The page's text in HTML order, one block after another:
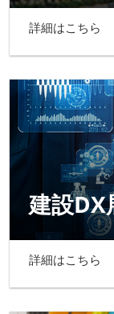
詳細はこちら
建設DX
詳細はこちら